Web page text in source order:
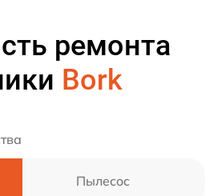
ремонта
Bork
Пылесос